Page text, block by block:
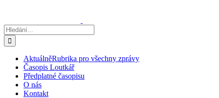
obsah
Hledat:
AktuálněRubrika pro všechny zprávy
Časopis Loutkář
Předplatné časopisu
O nás
Kontakt